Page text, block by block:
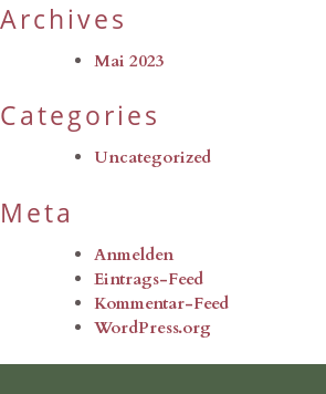
Archives
Mai 2023
Categories
Uncategorized
Meta
Anmelden
Eintrags-Feed
Kommentar-Feed
WordPress.org